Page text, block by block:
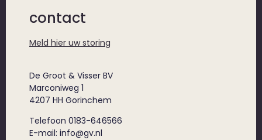
contact
Meld hier uw storing
De Groot & Visser BV
Marconiweg 1
4207 HH Gorinchem
Telefoon 0183-646566
E-mail: info@gv.nl